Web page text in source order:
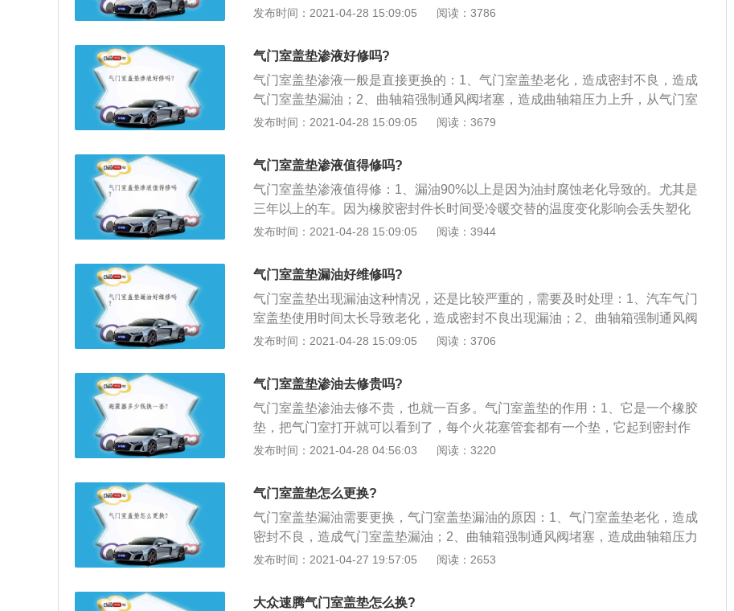
垫确实老化脆化了，失去了密封能力而导致漏油，这个情况其实还好，只要打开
起机内压力过高，最终在压力下导致机油渗出。这个毛病如果没查出来，以后会
引起更大的麻烦，比如曲轴油封漏油等等。但判断PCV阀门工作是否正常到是非
常简单：怠速工况下，用手指试一下曲轴箱进气口的真空度就能瞬间判断PCV阀
的工作状态了。
发布时间：2021-04-28 15:09:05 阅读：3786
气门室盖垫渗液好修吗?
气门室盖垫渗液一般是直接更换的：1、气门室盖垫老化，造成密封不良，造成
气门室盖垫漏油；2、曲轴箱强制通风阀堵塞，造成曲轴箱压力上升，从气门室
盖垫或从其它薄弱的地方泄压，造成漏油；3、汽车上的气门室盖垫子漏油90%
油。
发布时间：2021-04-28 15:09:05 阅读：3679
气门室盖垫渗液值得修吗?
气门室盖垫渗液值得修：1、漏油90%以上是因为油封腐蚀老化导致的。尤其是
三年以上的车。因为橡胶密封件长时间受冷暖交替的温度变化影响会丢失塑化
剂；2、后果就是密封件收缩变硬失去弹性，严重的甚至断裂（这种程度远远还
建议拆修，拆修一次几百到几千甚至上万不等。但是可能解决不了问题还伤车。
建议广大车主朋友使用“免拆修解决汽车漏油”的方法，不拆修解决汽车问题。
发布时间：2021-04-28 15:09:05 阅读：3944
气门室盖垫漏油好维修吗?
气门室盖垫出现漏油这种情况，还是比较严重的，需要及时处理：1、汽车气门
室盖垫使用时间太长导致老化，造成密封不良出现漏油；2、曲轴箱强制通风阀
堵塞，导致曲轴箱压力升高，从阀室盖垫或其他薄弱部位释放压力，也会造成漏
的机油流入火花塞，因此火花塞中有机油。
发布时间：2021-04-28 15:09:05 阅读：3706
气门室盖垫渗油去修贵吗?
气门室盖垫渗油去修不贵，也就一百多。气门室盖垫的作用：1、它是一个橡胶
垫，把气门室打开就可以看到了，每个火花塞管套都有一个垫，它起到密封作
用，以防止漏油；2、气门室盖垫的作用可大了，主要解决在发动机老化时出现
垫关闭不严，或因积碳引起的油质过多，活塞环粘合，气门室盖安装受力不均
匀，还有气门室盖垫老化引起的漏油。
发布时间：2021-04-28 04:56:03 阅读：3220
气门室盖垫怎么更换?
气门室盖垫漏油需要更换，气门室盖垫漏油的原因：1、气门室盖垫老化，造成
密封不良，造成气门室盖垫漏油；2、曲轴箱强制通风阀堵塞，造成曲轴箱压力
上升，从气门室盖垫或从其它薄弱的地方泄压，造成漏油；3、汽车上的气门室
火花塞里也有油。
发布时间：2021-04-27 19:57:05 阅读：2653
大众速腾气门室盖垫怎么换?